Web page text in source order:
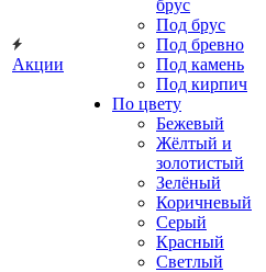
Акции
брус
Под брус
Под бревно
Под камень
Под кирпич
По цвету
Бежевый
Жёлтый и
золотистый
Зелёный
Коричневый
Серый
Красный
Светлый